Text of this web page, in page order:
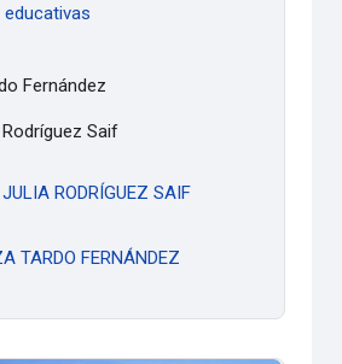
Fernández
Saif
RODRÍGUEZ SAIF
TARDO FERNÁNDEZ